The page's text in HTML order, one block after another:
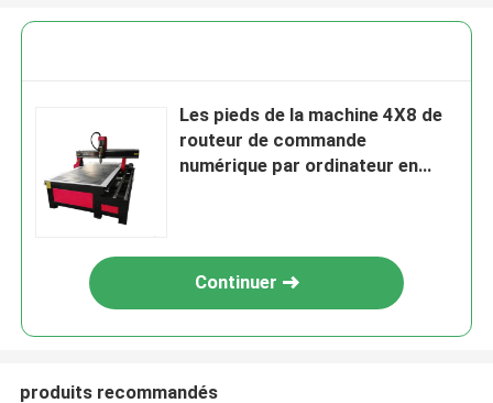
Les pieds de la machine 4X8 de
routeur de commande
numérique par ordinateur en
Continuer
produits recommandés